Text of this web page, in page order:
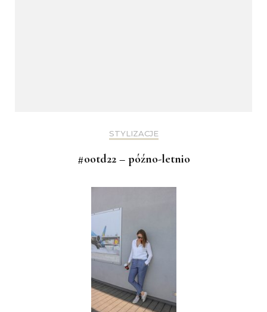
STYLIZACJE
#ootd22 – późno-letnio